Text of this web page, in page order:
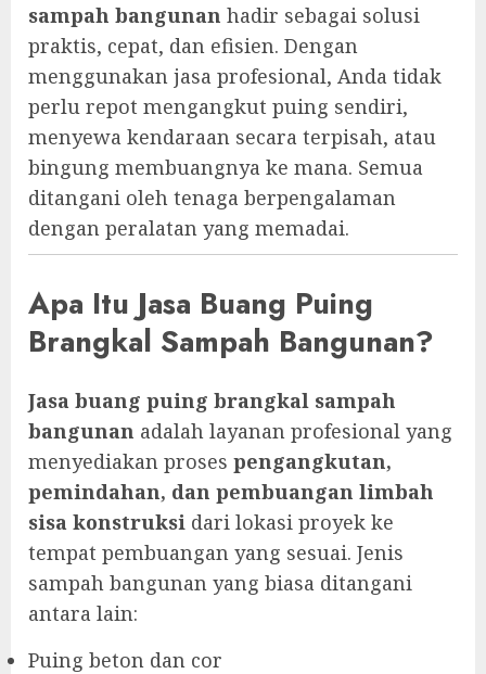
sampah bangunan hadir sebagai solusi
praktis, cepat, dan efisien. Dengan
menggunakan jasa profesional, Anda tidak
perlu repot mengangkut puing sendiri,
menyewa kendaraan secara terpisah, atau
bingung membuangnya ke mana. Semua
ditangani oleh tenaga berpengalaman
dengan peralatan yang memadai.
Apa Itu Jasa Buang Puing
Brangkal Sampah Bangunan?
Jasa buang puing brangkal sampah
bangunan adalah layanan profesional yang
menyediakan proses pengangkutan,
pemindahan, dan pembuangan limbah
sisa konstruksi dari lokasi proyek ke
tempat pembuangan yang sesuai. Jenis
sampah bangunan yang biasa ditangani
antara lain:
Puing beton dan cor